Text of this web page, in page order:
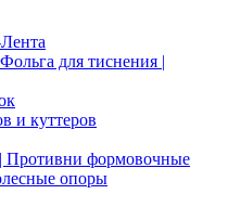
для тиснения |
и куттеров
Противни формовочные
опоры